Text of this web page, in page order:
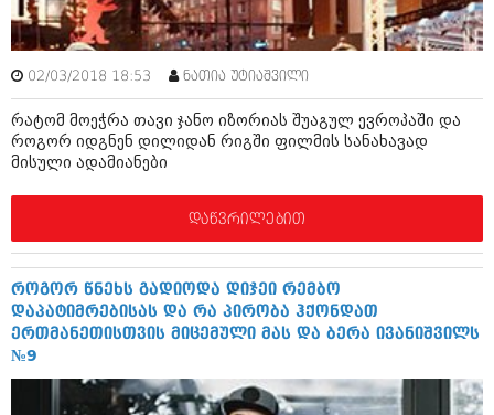
ქალი და მამაკაცი
ისტორია
სხვადასხვა
ანონსი
არქივი
აგვისტო 2018 (162)
ივნისი 2018 (244)
მაისი 2018 (211)
აპრილი 2018 (194)
თებერვალი 2018 (208)
იანვარი 2018 (215)
სხვადასხვა
ანონსი
არქივი
ნოემბერი 2020 (103)
სექტემბერი 2020 (204)
ივლისი 2020 (204)
ივნისი 2020 (249)
არქივის ზომის ნახვა
02/03/2018 18:53 ნათია უტიაშვილი
რატომ მოეჭრა თავი ჯანო იზორიას შუაგულ ევროპაში და
როგორ იდგნენ დილიდან რიგში ფილმის სანახავად
მისული ადამიანები
დაწვრილებით
როგორ წნეხს გადიოდა დიჯეი რემბო
დაპატიმრებისას და რა პირობა ჰქონდათ
ერთმანეთისთვის მიცემული მას და ბერა ივანიშვილს
№9